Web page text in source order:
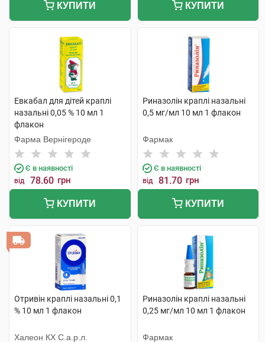
КУПИТИ КУПИТИ
Евкабал для дітей краплі
назальні 0,05 % 10 мл 1
флакон
Фарма Вернігероде
Є в наявності
від 78.60 грн
КУПИТИ
Риназолін краплі назальні
0,5 мг/мл 10 мл 1 флакон
Фармак
Є в наявності
від 81.70 грн
КУПИТИ
Отривін краплі назальні 0,1
% 10 мл 1 флакон
Халеон КХ С.а.р.л.
Риназолін краплі назальні
0,25 мг/мл 10 мл 1 флакон
Фармак